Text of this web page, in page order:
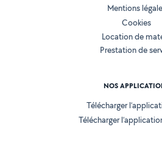
Mentions
Cookies
Location de
Prestation de
NOS
Télécharger
Télécharger